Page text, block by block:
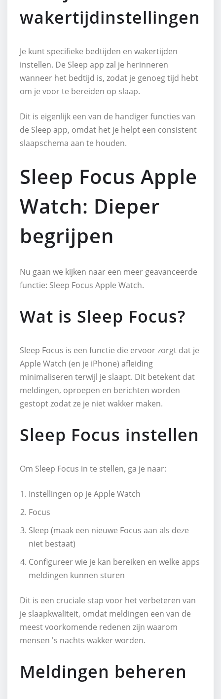
wakertijdinstellingen
Je kunt specifieke bedtijden en wakertijden
instellen. De Sleep app zal je herinneren
wanneer het bedtijd is, zodat je genoeg tijd hebt
om je voor te bereiden op slaap.
Dit is eigenlijk een van de handiger functies van
de Sleep app, omdat het je helpt een consistent
slaapschema aan te houden.
Sleep Focus Apple
Watch: Dieper
begrijpen
Nu gaan we kijken naar een meer geavanceerde
functie: Sleep Focus Apple Watch.
Wat is Sleep Focus?
Sleep Focus is een functie die ervoor zorgt dat je
Apple Watch (en je iPhone) afleiding
minimaliseren terwijl je slaapt. Dit betekent dat
meldingen, oproepen en berichten worden
gestopt zodat ze je niet wakker maken.
Sleep Focus instellen
Om Sleep Focus in te stellen, ga je naar:
Instellingen op je Apple Watch
Focus
Sleep (maak een nieuwe Focus aan als deze
niet bestaat)
Configureer wie je kan bereiken en welke apps
meldingen kunnen sturen
Dit is een cruciale stap voor het verbeteren van
je slaapkwaliteit, omdat meldingen een van de
meest voorkomende redenen zijn waarom
mensen 's nachts wakker worden.
Meldingen beheren